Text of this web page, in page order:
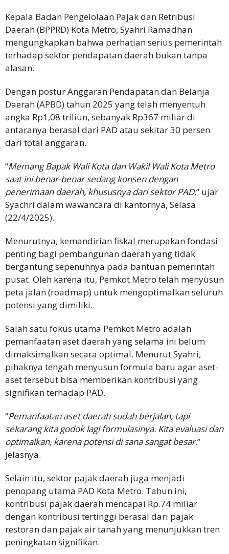
Kepala Badan Pengelolaan Pajak dan Retribusi
Daerah (BPPRD) Kota Metro, Syahri Ramadhan
mengungkapkan bahwa perhatian serius pemerintah
terhadap sektor pendapatan daerah bukan tanpa
alasan.
Dengan postur Anggaran Pendapatan dan Belanja
Daerah (APBD) tahun 2025 yang telah menyentuh
angka Rp1,08 triliun, sebanyak Rp367 miliar di
antaranya berasal dari PAD atau sekitar 30 persen
dari total anggaran.
“Memang Bapak Wali Kota dan Wakil Wali Kota Metro
saat ini benar-benar sedang konsen dengan
penerimaan daerah, khususnya dari sektor PAD,” ujar
Syachri dalam wawancara di kantornya, Selasa
(22/4/2025).
Menurutnya, kemandirian fiskal merupakan fondasi
penting bagi pembangunan daerah yang tidak
bergantung sepenuhnya pada bantuan pemerintah
pusat. Oleh karena itu, Pemkot Metro telah menyusun
peta jalan (roadmap) untuk mengoptimalkan seluruh
potensi yang dimiliki.
Salah satu fokus utama Pemkot Metro adalah
pemanfaatan aset daerah yang selama ini belum
dimaksimalkan secara optimal. Menurut Syahri,
pihaknya tengah menyusun formula baru agar aset-
aset tersebut bisa memberikan kontribusi yang
signifikan terhadap PAD.
“Pemanfaatan aset daerah sudah berjalan, tapi
sekarang kita godok lagi formulasinya. Kita evaluasi dan
optimalkan, karena potensi di sana sangat besar,”
jelasnya.
Selain itu, sektor pajak daerah juga menjadi
penopang utama PAD Kota Metro. Tahun ini,
kontribusi pajak daerah mencapai Rp.74 miliar
dengan kontribusi tertinggi berasal dari pajak
restoran dan pajak air tanah yang menunjukkan tren
peningkatan signifikan.